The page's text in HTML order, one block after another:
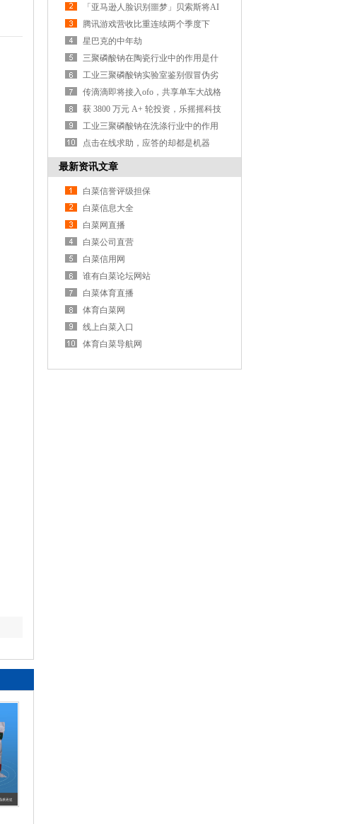
的区别？
「亚马逊人脸识别噩梦」贝索斯将AI
武器化遭大规模抗议
腾讯游戏营收比重连续两个季度下
降，支付、云计算等业务营收涨3
星巴克的中年劫
三聚磷酸钠在陶瓷行业中的作用是什
么？
工业三聚磷酸钠实验室鉴别假冒伪劣
产品的方法？
传滴滴即将接入ofo，共享单车大战格
局或生变
获 3800 万元 A+ 轮投资，乐摇摇科技
利用抓娃娃机做线
工业三聚磷酸钠在洗涤行业中的作用
是什么？
点击在线求助，应答的却都是机器
人，这样真的好吗？
最新资讯文章
白菜信誉评级担保
白菜信息大全
白菜网直播
白菜公司直营
白菜信用网
谁有白菜论坛网站
白菜体育直播
体育白菜网
线上白菜入口
体育白菜导航网